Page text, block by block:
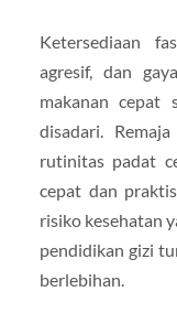
Ketersediaan
agresif, dan
makanan
disadari.
rutinitas padat
cepat dan
risiko kesehatan
pendidikan gizi
berlebihan.